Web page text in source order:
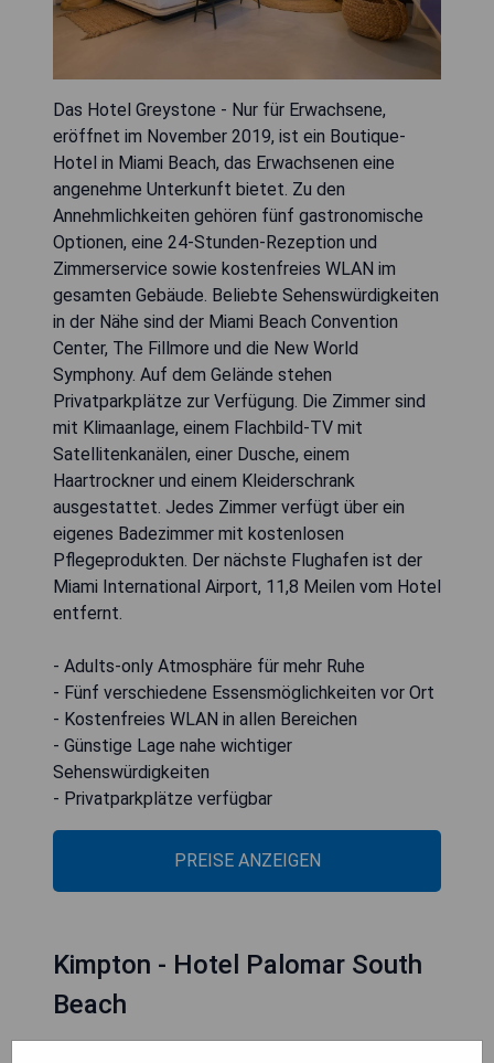
Das Hotel Greystone - Nur für Erwachsene,
eröffnet im November 2019, ist ein Boutique-
Hotel in Miami Beach, das Erwachsenen eine
angenehme Unterkunft bietet. Zu den
Annehmlichkeiten gehören fünf gastronomische
Optionen, eine 24-Stunden-Rezeption und
Zimmerservice sowie kostenfreies WLAN im
gesamten Gebäude. Beliebte Sehenswürdigkeiten
in der Nähe sind der Miami Beach Convention
Center, The Fillmore und die New World
Symphony. Auf dem Gelände stehen
Privatparkplätze zur Verfügung. Die Zimmer sind
mit Klimaanlage, einem Flachbild-TV mit
Satellitenkanälen, einer Dusche, einem
Haartrockner und einem Kleiderschrank
ausgestattet. Jedes Zimmer verfügt über ein
eigenes Badezimmer mit kostenlosen
Pflegeprodukten. Der nächste Flughafen ist der
Miami International Airport, 11,8 Meilen vom Hotel
entfernt.
- Adults-only Atmosphäre für mehr Ruhe
- Fünf verschiedene Essensmöglichkeiten vor Ort
- Kostenfreies WLAN in allen Bereichen
- Günstige Lage nahe wichtiger
Sehenswürdigkeiten
- Privatparkplätze verfügbar
PREISE ANZEIGEN
Kimpton - Hotel Palomar South
Beach